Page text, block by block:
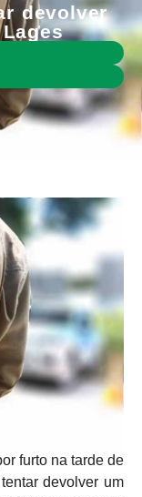
devolver
furto na tarde de
devolver um